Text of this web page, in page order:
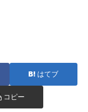
はてブ
コピー